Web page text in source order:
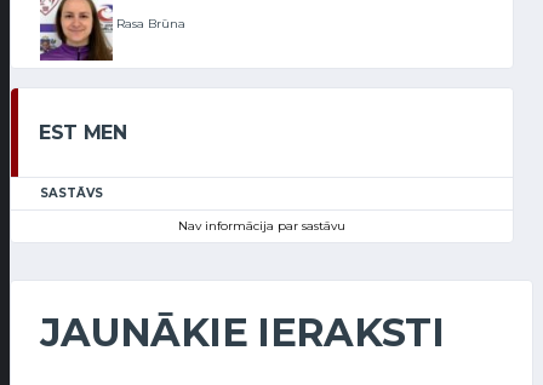
Rasa Brūna
EST MEN
SASTĀVS
Nav informācija par sastāvu
JAUNĀKIE IERAKSTI